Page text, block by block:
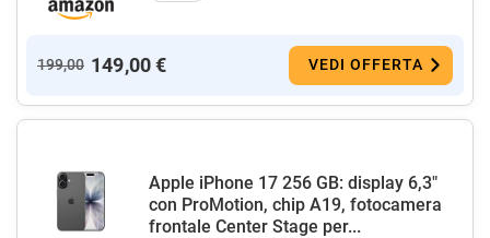
199,00 149,00 € VEDI OFFERTA
Apple iPhone 17 256 GB: display 6,3"
con ProMotion, chip A19, fotocamera
frontale Center Stage per...